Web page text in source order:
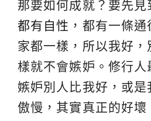
那要如何成就？要先見
都有自性 ，都有一條
家都一樣，所以我好，
樣就不會嫉妒。修行人
嫉妒別人比我好，或
傲慢，其實真正的好壞